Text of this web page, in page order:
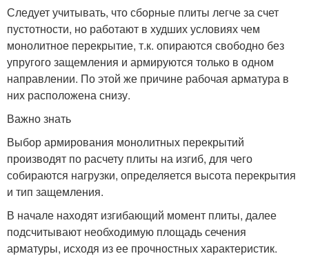
Следует учитывать, что сборные плиты легче за счет
пустотности, но работают в худших условиях чем
монолитное перекрытие, т.к. опираются свободно без
упругого защемления и армируются только в одном
направлении. По этой же причине рабочая арматура в
них расположена снизу.
Важно знать
Выбор армирования монолитных перекрытий
производят по расчету плиты на изгиб, для чего
собираются нагрузки, определяется высота перекрытия
и тип защемления.
В начале находят изгибающий момент плиты, далее
подсчитывают необходимую площадь сечения
арматуры, исходя из ее прочностных характеристик.